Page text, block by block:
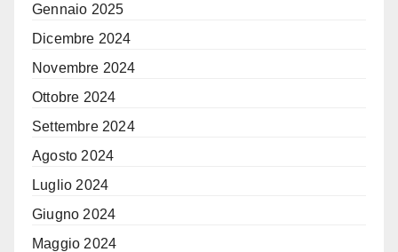
Gennaio 2025
Dicembre 2024
Novembre 2024
Ottobre 2024
Settembre 2024
Agosto 2024
Luglio 2024
Giugno 2024
Maggio 2024